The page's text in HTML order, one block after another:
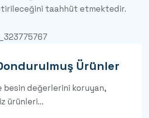
taahhüt etmektedir.
Ürünler
besin değerlerini koruyan,
ürünleri...